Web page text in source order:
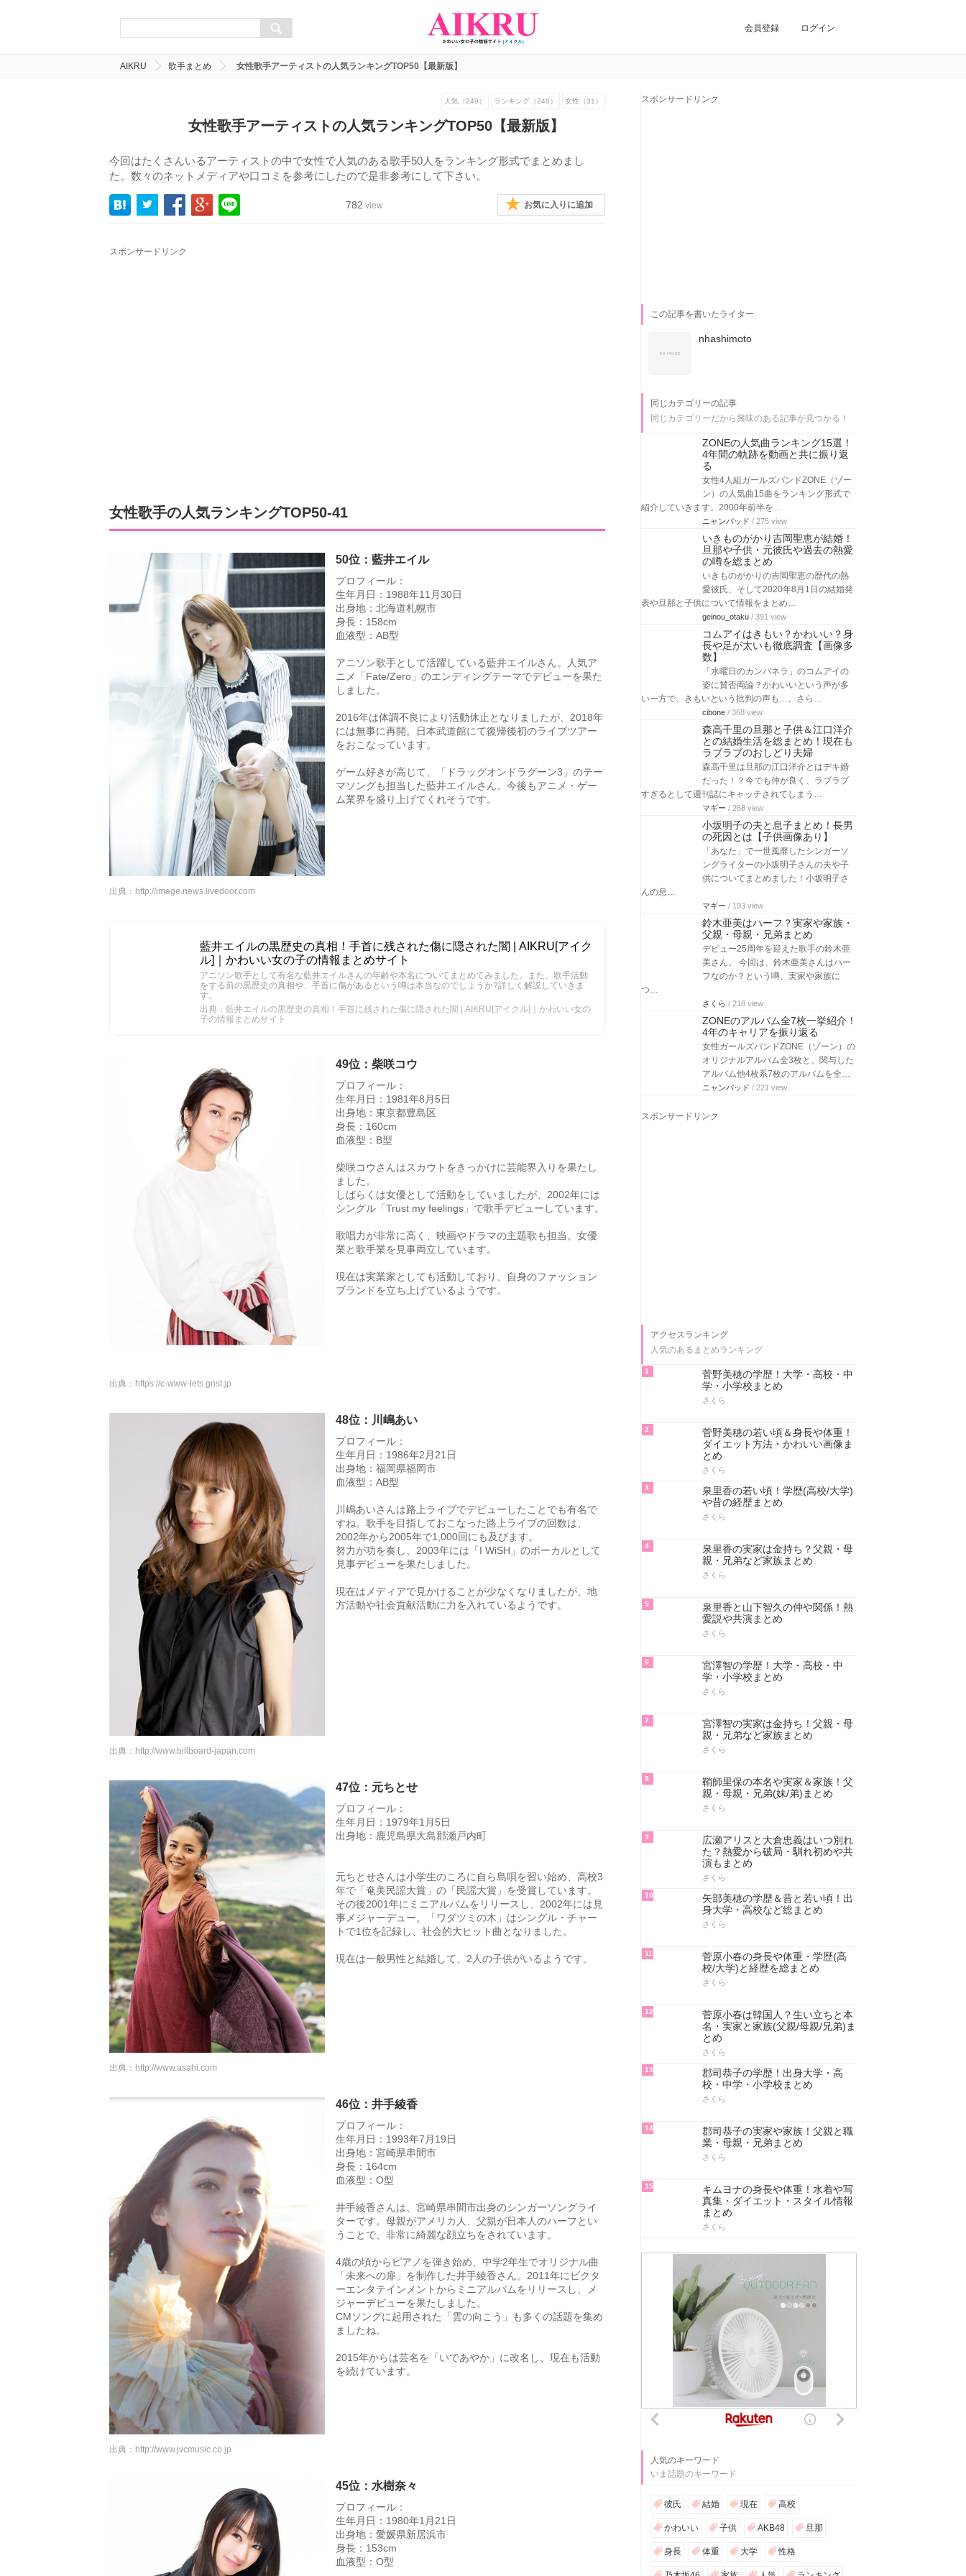
会員登録 ログイン
AIKRU 歌手まとめ 女性歌手アーティストの人気ランキングTOP50【最新版】
人気（249） ランキング（248） 女性（31）
女性歌手アーティストの人気ランキングTOP50【最新版】
今回はたくさんいるアーティストの中で女性で人気のある歌手50人をランキング形式でまとめまし
た。数々のネットメディアや口コミを参考にしたので是非参考にして下さい。
782 view お気に入りに追加
スポンサードリンク
女性歌手の人気ランキングTOP50-41
50位：藍井エイル
プロフィール：
生年月日：1988年11月30日
出身地：北海道札幌市
身長：158cm
血液型：AB型
アニソン歌手として活躍している藍井エイルさん。人気ア
ニメ「Fate/Zero」のエンディングテーマでデビューを果た
しました。
2016年は体調不良により活動休止となりましたが、2018年
には無事に再開。日本武道館にて復帰後初のライブツアー
をおこなっています。
ゲーム好きが高じて、「ドラッグオンドラグーン3」のテー
マソングも担当した藍井エイルさん。今後もアニメ・ゲー
ム業界を盛り上げてくれそうです。
出典： http://image.news.livedoor.com
藍井エイルの黒歴史の真相！手首に残された傷に隠された闇 | AIKRU[アイク
ル]｜かわいい女の子の情報まとめサイト
アニソン歌手として有名な藍井エイルさんの年齢や本名についてまとめてみました。また、歌手活動
をする前の黒歴史の真相や、手首に傷があるという噂は本当なのでしょうか?詳しく解説していきま
す。
出典：藍井エイルの黒歴史の真相！手首に残された傷に隠された闇 | AIKRU[アイクル]｜かわいい女の
子の情報まとめサイト
49位：柴咲コウ
プロフィール：
生年月日：1981年8月5日
出身地：東京都豊島区
身長：160cm
血液型：B型
柴咲コウさんはスカウトをきっかけに芸能界入りを果たし
ました。
しばらくは女優として活動をしていましたが、2002年には
シングル「Trust my feelings」で歌手デビューしています。
歌唱力が非常に高く、映画やドラマの主題歌も担当。女優
業と歌手業を見事両立しています。
現在は実業家としても活動しており、自身のファッション
ブランドを立ち上げているようです。
出典： https://c-www-lets.gnst.jp
48位：川嶋あい
プロフィール：
生年月日：1986年2月21日
出身地：福岡県福岡市
血液型：AB型
川嶋あいさんは路上ライブでデビューしたことでも有名で
すね。歌手を目指しておこなった路上ライブの回数は、
2002年から2005年で1,000回にも及びます。
努力が功を奏し、2003年には「I WiSH」のボーカルとして
見事デビューを果たしました。
現在はメディアで見かけることが少なくなりましたが、地
方活動や社会貢献活動に力を入れているようです。
出典： http://www.billboard-japan.com
47位：元ちとせ
プロフィール：
生年月日：1979年1月5日
出身地：鹿児島県大島郡瀬戸内町
元ちとせさんは小学生のころに自ら島唄を習い始め、高校3
年で「奄美民謡大賞」の「民謡大賞」を受賞しています。
その後2001年にミニアルバムをリリースし、2002年には見
事メジャーデュー。「ワダツミの木」はシングル・チャー
トで1位を記録し、社会的大ヒット曲となりました。
現在は一般男性と結婚して、2人の子供がいるようです。
出典： http://www.asahi.com
46位：井手綾香
プロフィール：
生年月日：1993年7月19日
出身地：宮崎県串間市
身長：164cm
血液型：O型
井手綾香さんは、宮崎県串間市出身のシンガーソングライ
ターです。母親がアメリカ人、父親が日本人のハーフとい
うことで、非常に綺麗な顔立ちをされています。
4歳の頃からピアノを弾き始め、中学2年生でオリジナル曲
「未来への扉」を制作した井手綾香さん。2011年にビクタ
ーエンタテインメントからミニアルバムをリリースし、メ
ジャーデビューを果たしました。
CMソングに起用された「雲の向こう」も多くの話題を集め
ましたね。
2015年からは芸名を「いであやか」に改名し、現在も活動
を続けています。
出典： http://www.jvcmusic.co.jp
45位：水樹奈々
プロフィール：
生年月日：1980年1月21日
出身地：愛媛県新居浜市
身長：153cm
血液型：O型
スポンサードリンク
この記事を書いたライター
nhashimoto
同じカテゴリーの記事
同じカテゴリーだから興味のある記事が見つかる！
ZONEの人気曲ランキング15選！
4年間の軌跡を動画と共に振り返
る
女性4人組ガールズバンドZONE（ゾー
ン）の人気曲15曲をランキング形式で
紹介していきます。2000年前半を…
ニャンパッド / 275 view
いきものがかり吉岡聖恵が結婚！
旦那や子供・元彼氏や過去の熱愛
の噂を総まとめ
いきものがかりの吉岡聖恵の歴代の熱
愛彼氏、そして2020年8月1日の結婚発
表や旦那と子供について情報をまとめ…
geinou_otaku / 391 view
コムアイはきもい？かわいい？身
長や足が太いも徹底調査【画像多
数】
「水曜日のカンパネラ」のコムアイの
姿に賛否両論？かわいいという声が多
い一方で、きもいという批判の声も…。さら…
cibone / 368 view
森高千里の旦那と子供＆江口洋介
との結婚生活を総まとめ！現在も
ラブラブのおしどり夫婦
森高千里は旦那の江口洋介とはデキ婚
だった！？今でも仲が良く、ラブラブ
すぎるとして週刊誌にキャッチされてしまう…
マギー / 268 view
小坂明子の夫と息子まとめ！長男
の死因とは【子供画像あり】
「あなた」で一世風靡したシンガーソ
ングライターの小坂明子さんの夫や子
供についてまとめました！小坂明子さ
んの息…
マギー / 193 view
鈴木亜美はハーフ？実家や家族・
父親・母親・兄弟まとめ
デビュー25周年を迎えた歌手の鈴木亜
美さん。 今回は、鈴木亜美さんはハー
フなのか？という噂、実家や家族に
つ…
さくら / 218 view
ZONEのアルバム全7枚一挙紹介！
4年のキャリアを振り返る
女性ガールズバンドZONE（ゾーン）の
オリジナルアルバム全3枚と、関与した
アルバム他4枚系7枚のアルバムを全…
ニャンパッド / 221 view
スポンサードリンク
アクセスランキング
人気のあるまとめランキング
1
菅野美穂の学歴！大学・高校・中
学・小学校まとめ
さくら
2
菅野美穂の若い頃＆身長や体重！
ダイエット方法・かわいい画像ま
とめ
さくら
3
泉里香の若い頃！学歴(高校/大学)
や昔の経歴まとめ
さくら
4
泉里香の実家は金持ち？父親・母
親・兄弟など家族まとめ
さくら
5
泉里香と山下智久の仲や関係！熱
愛説や共演まとめ
さくら
6
宮澤智の学歴！大学・高校・中
学・小学校まとめ
さくら
7
宮澤智の実家は金持ち！父親・母
親・兄弟など家族まとめ
さくら
8
鞘師里保の本名や実家＆家族！父
親・母親・兄弟(妹/弟)まとめ
さくら
9
広瀬アリスと大倉忠義はいつ別れ
た？熱愛から破局・馴れ初めや共
演もまとめ
さくら
10
矢部美穂の学歴＆昔と若い頃！出
身大学・高校など総まとめ
さくら
11
菅原小春の身長や体重・学歴(高
校/大学)と経歴を総まとめ
さくら
12
菅原小春は韓国人？生い立ちと本
名・実家と家族(父親/母親/兄弟)ま
とめ
さくら
13
郡司恭子の学歴！出身大学・高
校・中学・小学校まとめ
さくら
14
郡司恭子の実家や家族！父親と職
業・母親・兄弟まとめ
さくら
15
キムヨナの身長や体重！水着や写
真集・ダイエット・スタイル情報
まとめ
さくら
人気のキーワード
いま話題のキーワード
彼氏 結婚 現在 高校
かわいい 子供 AKB48 旦那
身長 体重 大学 性格